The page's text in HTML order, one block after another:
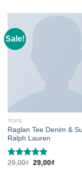
Sale!
TOPS
Raglan Tee Denim &
Ralph Lauren
Rated 5.00
29,00₫ Original
price
29,00₫Current